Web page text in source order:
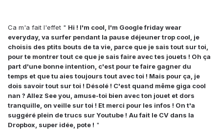
Ca m'a fait l'effet " Hi ! I'm cool, I'm Google friday wear
everyday, va surfer pendant la pause déjeuner trop cool, je
choisis des ptits bouts de ta vie, parce que je sais tout sur toi,
pour te montrer tout ce que je sais faire avec tes jouets ! Oh ça
part d'une bonne intention, c'est pour te faire gagner du
temps et que tu aies toujours tout avec toi ! Mais pour ça, je
dois savoir tout sur toi ! Désolé ! C'est quand même giga cool
nan ? Allez See you, amuse-toi bien avec ton jouet et dors
tranquille, on veille sur toi ! Et merci pour les infos ! On t'a
suggéré plein de trucs sur Youtube ! Au fait le CV dans la
Dropbox, super idée, pote ! "